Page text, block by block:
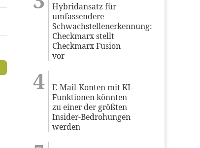
Hybridansatz für
umfassendere
Schwachstellenerkennung:
Checkmarx stellt
Checkmarx Fusion
vor
E-Mail-Konten mit KI-
Funktionen könnten
zu einer der größten
Insider-Bedrohungen
werden